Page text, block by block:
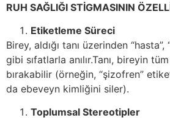
RUH SAĞLIĞI STİGMASININ
Etiketleme Süreci
Birey, aldığı tanı üzerinden “hasta”,
gibi sıfatlarla anılır.Tanı, bireyin
bırakabilir (örneğin, “şizofren”
da ebeveyn kimliğini siler).
Toplumsal Stereotipler